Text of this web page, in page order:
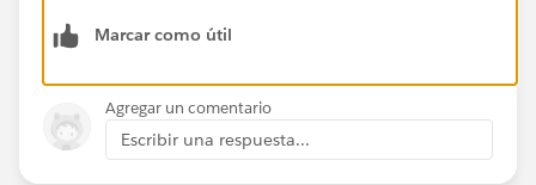
Marcar como útil
Agregar un comentario
Escribir una respuesta...